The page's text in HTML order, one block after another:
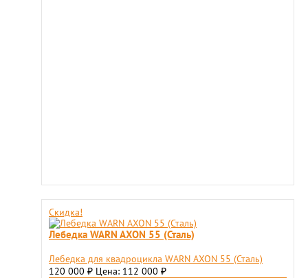
Скидка!
Лебедка WARN AXON 55 (Сталь)
Лебедка для квадроцикла WARN AXON 55 (Сталь)
120 000 ₽ Цена: 112 000 ₽